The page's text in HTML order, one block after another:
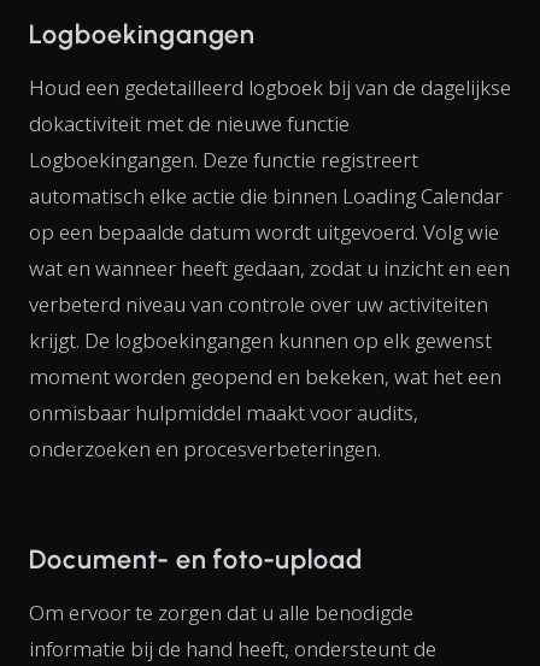
Logboekingangen
Houd een gedetailleerd logboek bij van de dagelijkse
dokactiviteit met de nieuwe functie
Logboekingangen. Deze functie registreert
automatisch elke actie die binnen Loading Calendar
op een bepaalde datum wordt uitgevoerd. Volg wie
wat en wanneer heeft gedaan, zodat u inzicht en een
verbeterd niveau van controle over uw activiteiten
krijgt. De logboekingangen kunnen op elk gewenst
moment worden geopend en bekeken, wat het een
onmisbaar hulpmiddel maakt voor audits,
onderzoeken en procesverbeteringen.
Document- en foto-upload
Om ervoor te zorgen dat u alle benodigde
informatie bij de hand heeft, ondersteunt de